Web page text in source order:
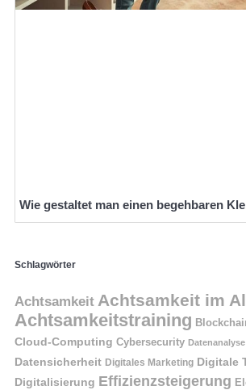
Wie gestaltet man einen begehbaren
Schlagwörter
Achtsamkeit Achtsamkeit im
Achtsamkeitstraining
Cloud-Computing Cybersecurity Datenanalyse
Datensicherheit Digitales Marketing Digitale
Digitalisierung Effizienzsteigerung